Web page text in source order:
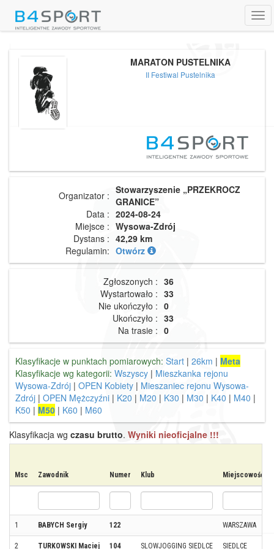
MARATON PUSTELNIKA
II Festiwal Pustelnika
Organizator : Stowarzyszenie „PRZEKROCZ
GRANICE”
Data : 2024-08-24
Miejsce : Wysowa-Zdrój
Dystans : 42,29 km
Regulamin: Otwórz
Zgłoszonych : 36
Wystartowało : 33
Nie ukończyło : 0
Ukończyło : 33
Na trasie : 0
Klasyfikacje w punktach pomiarowych: Start | 26km | Meta
Klasyfikacje wg kategorii: Wszyscy | Mieszkanka rejonu
Wysowa-Zdrój | OPEN Kobiety | Mieszaniec rejonu Wysowa-
Zdrój | OPEN Mężczyźni | K20 | M20 | K30 | M30 | K40 | M40 |
K50 | M50 | K60 | M60
Klasyfikacja wg czasu brutto. Wyniki nieoficjalne !!!
Msc Zawodnik Numer Klub Miejscowość
1 BABYCH Sergiy 122 WARSZAWA
2 TURKOWSKI Maciej 104 SLOWJOGGING SIEDLCE SIEDLCE